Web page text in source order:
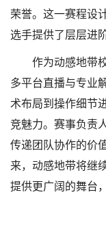
荣誉。这一赛程设
选手提供了层层进
作为动感地带
多平台直播与专业
术布局到操作细节
竞魅力。赛事负责
传递团队协作的价
来，动感地带将继
提供更广阔的舞台